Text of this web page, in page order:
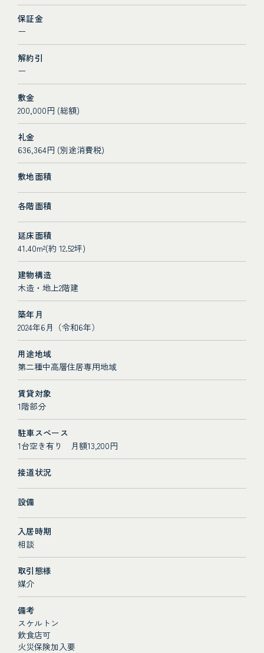
保証金
ー
解約引
ー
敷金
200,000円 (総額)
礼金
636,364円 (別途消費税)
敷地面積
各階面積
延床面積
41.40m²(約 12.52坪)
建物構造
木造・地上2階建
築年月
2024年6月（令和6年）
用途地域
第二種中高層住居専用地域
賃貸対象
1階部分
駐車スペース
1台空き有り 月額13,200円
接道状況
設備
入居時期
相談
取引態様
媒介
備考
スケルトン
飲食店可
火災保険加入要